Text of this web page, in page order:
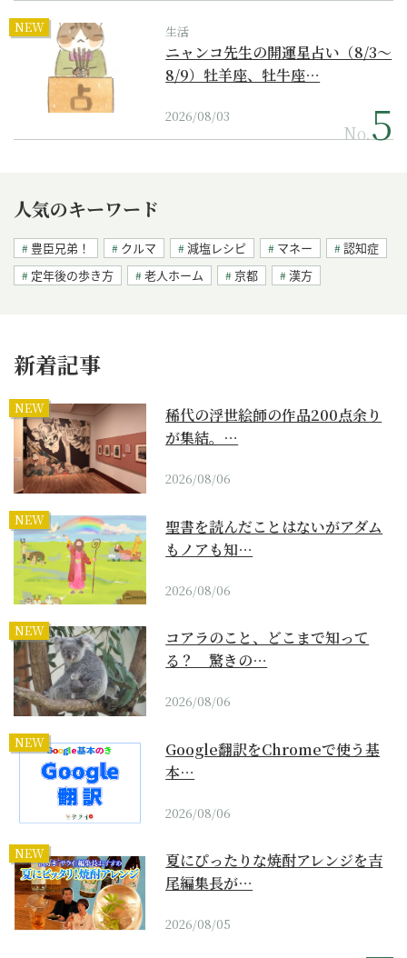
NEW 生活
ニャンコ先生の開運星占い（8/3～
8/9）牡羊座、牡牛座…
2026/08/03
No.
人気のキーワード
豊臣兄弟！ クルマ 減塩レシピ マネー
認知症
定年後の歩き方
老人ホーム 京都 漢方
新着記事
NEW
稀代の浮世絵師の作品200点余り
が集結。…
2026/08/06
NEW
聖書を読んだことはないがアダム
もノアも知…
2026/08/06
NEW
コアラのこと、どこまで知って
る？ 驚きの…
2026/08/06
NEW
Google翻訳をChromeで使う基
本…
2026/08/06
NEW
夏にぴったりな焼酎アレンジを吉
尾編集長が…
2026/08/05